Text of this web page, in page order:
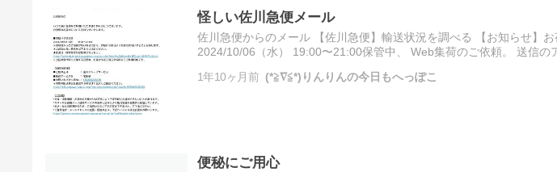
怪しい佐川急便メール
佐川急便からのメール 【佐川急便】輸送状況を調べる 【お知らせ】お
2024/10/06（水） 19:00〜21:00保管中、 Web集荷のご依頼。 送信の
1年10ヶ月前 (*≧∇≦*)りんりんの今日もへっぽこ
便秘にご用心